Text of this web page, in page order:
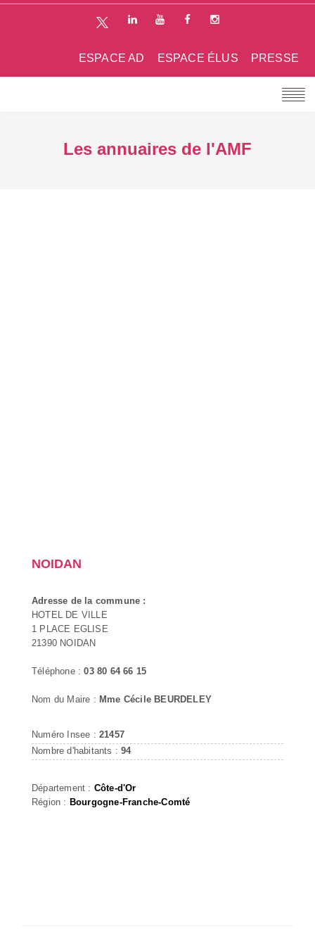
PRESSE
ESPACE ÉLUS
ESPACE AD
Les annuaires de l'AMF
NOIDAN
Adresse de la commune :
HOTEL DE VILLE
1 PLACE EGLISE
21390 NOIDAN
Téléphone :03 80 64 66 15
Nom du Maire : Mme Cécile BEURDELEY
Numéro Insee : 21457
Nombre d'habitants :94
Département : Côte-d'Or
Région : Bourgogne-Franche-Comté